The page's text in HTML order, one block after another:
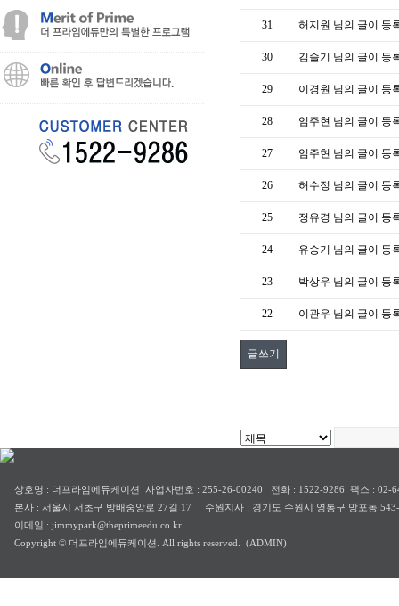
31 허지원 님의 글이 등
30 김슬기 님의 글이 등
29 이경원 님의 글이 등
28 임주현 님의 글이 등
27 임주현 님의 글이 등
26 허수정 님의 글이 등
25 정유경 님의 글이 등
24 유승기 님의 글이 등
23 박상우 님의 글이 등
22 이관우 님의 글이 등
글쓰기
상호명 : 더프라임에듀케이션 사업자번호 : 255-26-00240 전화 : 1522-9286 팩스 : 02-
본사 : 서울시 서초구 방배중앙로 27길 17 수원지사 : 경기도 수원시 영통구 망포동
이메일 : jimmypark@theprimeedu.co.kr
Copyright © 더프라임에듀케이션. All rights reserved. (ADMIN)